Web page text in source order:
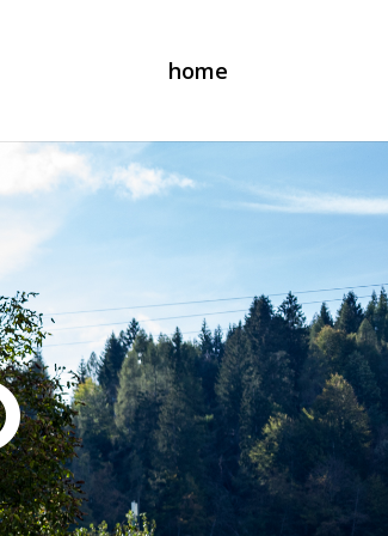
home